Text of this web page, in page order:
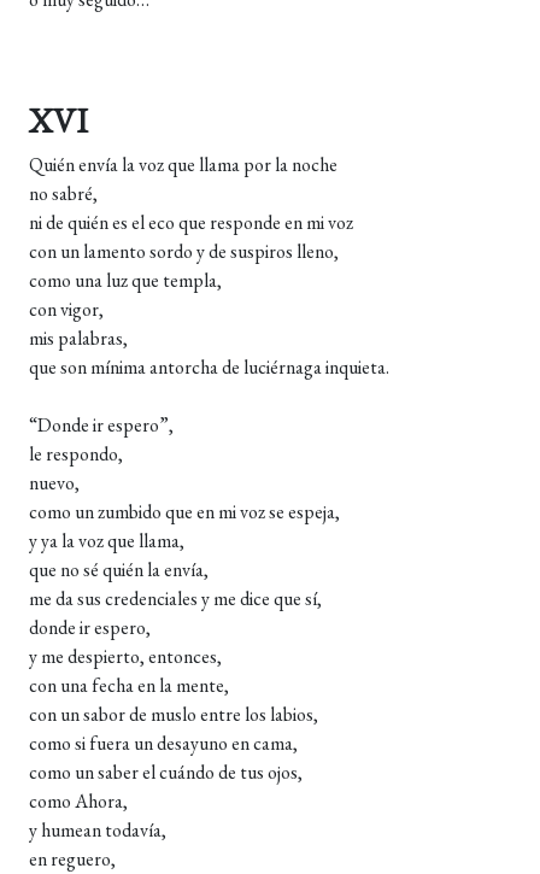
XVI
Quién envía la voz que llama por la noche
no sabré,
ni de quién es el eco que responde en mi voz
con un lamento sordo y de suspiros lleno,
como una luz que templa,
con vigor,
mis palabras,
que son mínima antorcha de luciérnaga inquieta.
“Donde ir espero”,
le respondo,
nuevo,
como un zumbido que en mi voz se espeja,
y ya la voz que llama,
que no sé quién la envía,
me da sus credenciales y me dice que sí,
donde ir espero,
y me despierto, entonces,
con una fecha en la mente,
con un sabor de muslo entre los labios,
como si fuera un desayuno en cama,
como un saber el cuándo de tus ojos,
como Ahora,
y humean todavía,
en reguero,